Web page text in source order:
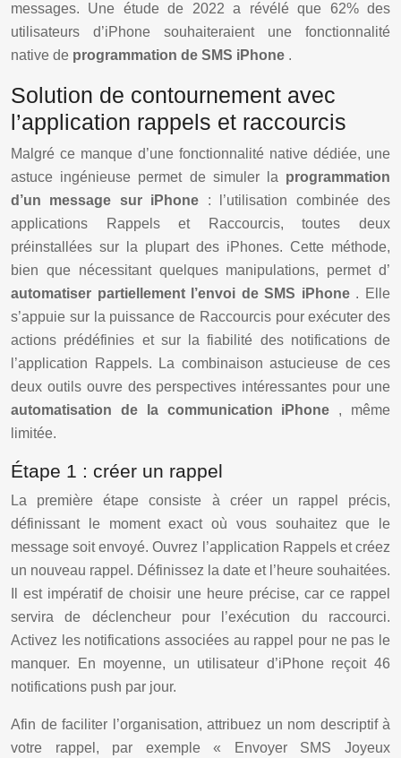
messages. Une étude de 2022 a révélé que 62% des
utilisateurs d’iPhone souhaiteraient une fonctionnalité
native de programmation de SMS iPhone .
Solution de contournement avec
l’application rappels et raccourcis
Malgré ce manque d’une fonctionnalité native dédiée, une
astuce ingénieuse permet de simuler la programmation
d’un message sur iPhone : l’utilisation combinée des
applications Rappels et Raccourcis, toutes deux
préinstallées sur la plupart des iPhones. Cette méthode,
bien que nécessitant quelques manipulations, permet d’
automatiser partiellement l’envoi de SMS iPhone . Elle
s’appuie sur la puissance de Raccourcis pour exécuter des
actions prédéfinies et sur la fiabilité des notifications de
l’application Rappels. La combinaison astucieuse de ces
deux outils ouvre des perspectives intéressantes pour une
automatisation de la communication iPhone , même
limitée.
Étape 1 : créer un rappel
La première étape consiste à créer un rappel précis,
définissant le moment exact où vous souhaitez que le
message soit envoyé. Ouvrez l’application Rappels et créez
un nouveau rappel. Définissez la date et l’heure souhaitées.
Il est impératif de choisir une heure précise, car ce rappel
servira de déclencheur pour l’exécution du raccourci.
Activez les notifications associées au rappel pour ne pas le
manquer. En moyenne, un utilisateur d’iPhone reçoit 46
notifications push par jour.
Afin de faciliter l’organisation, attribuez un nom descriptif à
votre rappel, par exemple « Envoyer SMS Joyeux